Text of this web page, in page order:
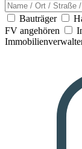
Bauträger
FV angehören